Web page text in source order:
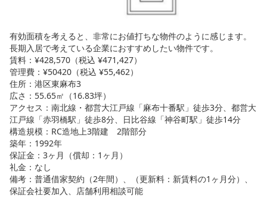
有効面積を考えると、非常にお値打ちな物件のように感じます。
長期入居で考えている企業におすすめしたい物件です。
賃料：¥428,570（税込 ¥471,427）
管理費：¥50420（税込 ¥55,462）
住所：港区東麻布3
広さ：55.65㎡（16.83坪）
アクセス：南北線・都営大江戸線「麻布十番駅」徒歩3分、都営大
江戸線「赤羽橋駅」徒歩8分、日比谷線「神谷町駅」徒歩14分
構造規模：RC造地上3階建 2階部分
築年：1992年
保証金：3ヶ月（償却：1ヶ月）
礼金：なし
備考：普通借家契約（2年間）、（更新料：新賃料の1ヶ月分）、
保証会社要加入、店舗利用相談可能